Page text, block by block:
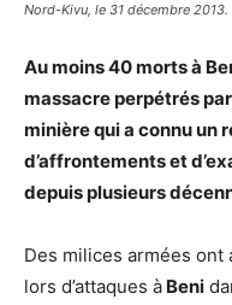
Nord-Kivu, le 31 décembre
Au moins 40 morts à
massacre perpétrés
minière qui a connu un
d’affrontements et
depuis plusieurs
Des milices armées ont
lors d’attaques à Beni